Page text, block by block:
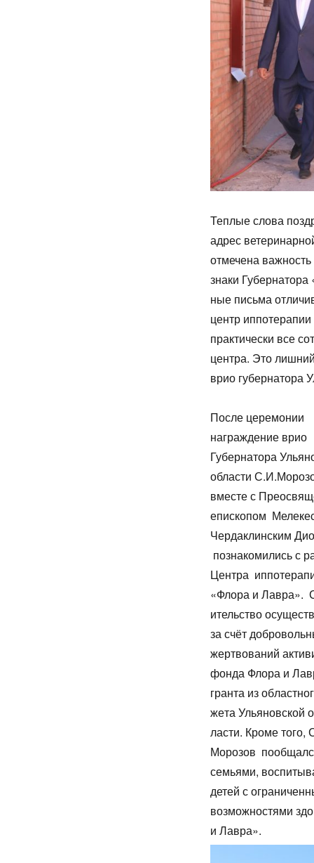
Теплые слова
адрес
отмечена
зна­ки
ные пись­ма
центр
практически все
центра. Это
врио губернатора
После церемонии
награждение врио
Губернатора
области
вместе с
епископом
Чердаклинским
познакомились с
Центра
«Флора и Лавра».
итель­ство
за счёт
жерт­во­ваний
фон­да Фло­ра и
гран­та из
же­та Ульяновс­кой
ласти. Кроме того,
Морозов
семьями,
детей с
возможностями
и Лавра».